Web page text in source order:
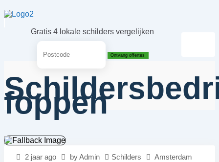
to
Gratis 4 lokale schilders vergelijken
Ontvang offertes
foppen
2 jaar ago byAdmin Schilders
Amsterdam